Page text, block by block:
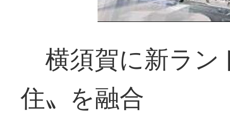
横須賀に新ラン
住〟を融合